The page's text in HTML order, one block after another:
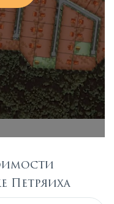
Петряиха